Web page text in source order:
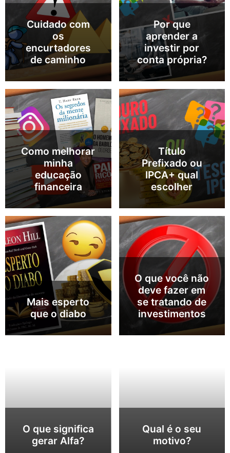
Cuidado com
os
encurtadores
de caminho
Por que
aprender a
investir por
conta própria?
Como melhorar
minha
educação
financeira
Título
Prefixado ou
IPCA+ qual
escolher
Mais esperto
que o diabo
O que você não
deve fazer em
se tratando de
investimentos
O que significa
gerar Alfa?
Qual é o seu
motivo?